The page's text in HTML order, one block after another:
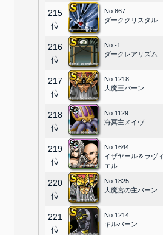
215
位
No.867
ダーククリスタル
216
位
No.-1
ダークレアリズム
217
位
No.1218
大魔王バーン
218
位
No.1129
海冥主メイヴ
219
位
No.1644
イザヤール＆ラヴィ
エル
220
位
No.1825
大魔宮の主バーン
221
位
No.1214
キルバーン